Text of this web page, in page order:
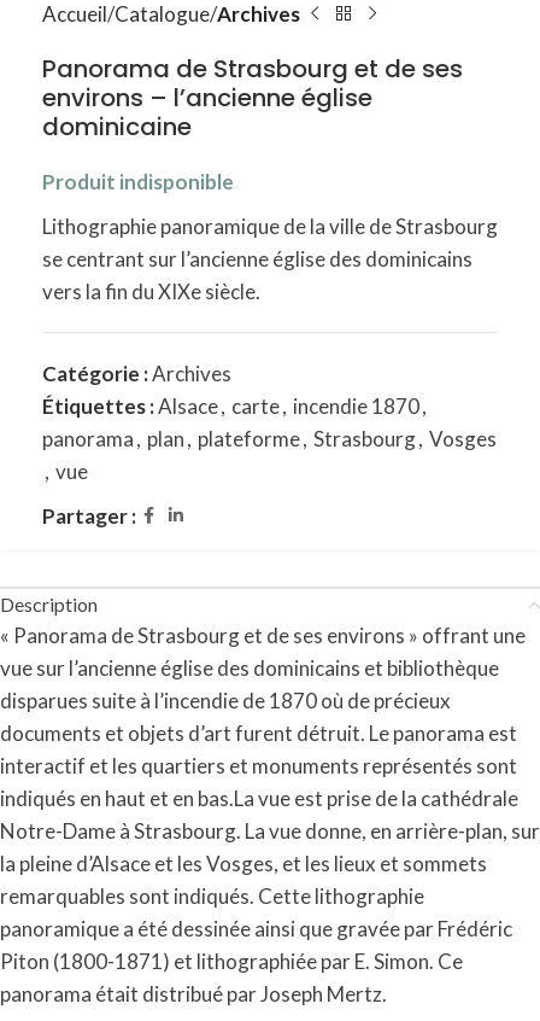
Accueil Catalogue Archives
Panorama de Strasbourg et de ses
environs – l’ancienne église
dominicaine
Produit indisponible
Lithographie panoramique de la ville de Strasbourg
se centrant sur l’ancienne église des dominicains
vers la fin du XIXe siècle.
Catégorie :Archives
Étiquettes :Alsace, carte, incendie 1870,
panorama, plan, plateforme, Strasbourg, Vosges
, vue
Partager :
Description
« Panorama de Strasbourg et de ses environs » offrant une
vue sur l’ancienne église des dominicains et bibliothèque
disparues suite à l’incendie de 1870 où de précieux
documents et objets d’art furent détruit. Le panorama est
interactif et les quartiers et monuments représentés sont
indiqués en haut et en bas.La vue est prise de la cathédrale
Notre-Dame à Strasbourg. La vue donne, en arrière-plan, sur
la pleine d’Alsace et les Vosges, et les lieux et sommets
remarquables sont indiqués. Cette lithographie
panoramique a été dessinée ainsi que gravée par Frédéric
Piton (1800-1871) et lithographiée par E. Simon. Ce
panorama était distribué par Joseph Mertz.